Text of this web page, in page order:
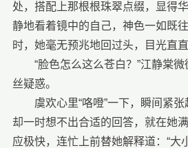
处，搭配上那根根珠翠点缀，显得
静地看着镜中的自己，神色一如既
时，她毫无预兆地回过头，目光直
“脸色怎么这么苍白？”江静棠
丝疑惑。
虞欢心里“咯噔”一下，瞬间紧张
却一时想不出合适的回答，就在她
应极快，连忙上前替她解释道：“大